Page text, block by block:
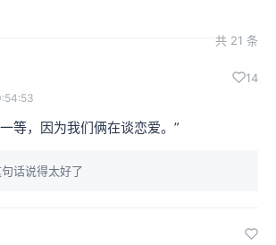
共 21 条
14
等，因为我们俩在谈恋爱。”
句话说得太好了